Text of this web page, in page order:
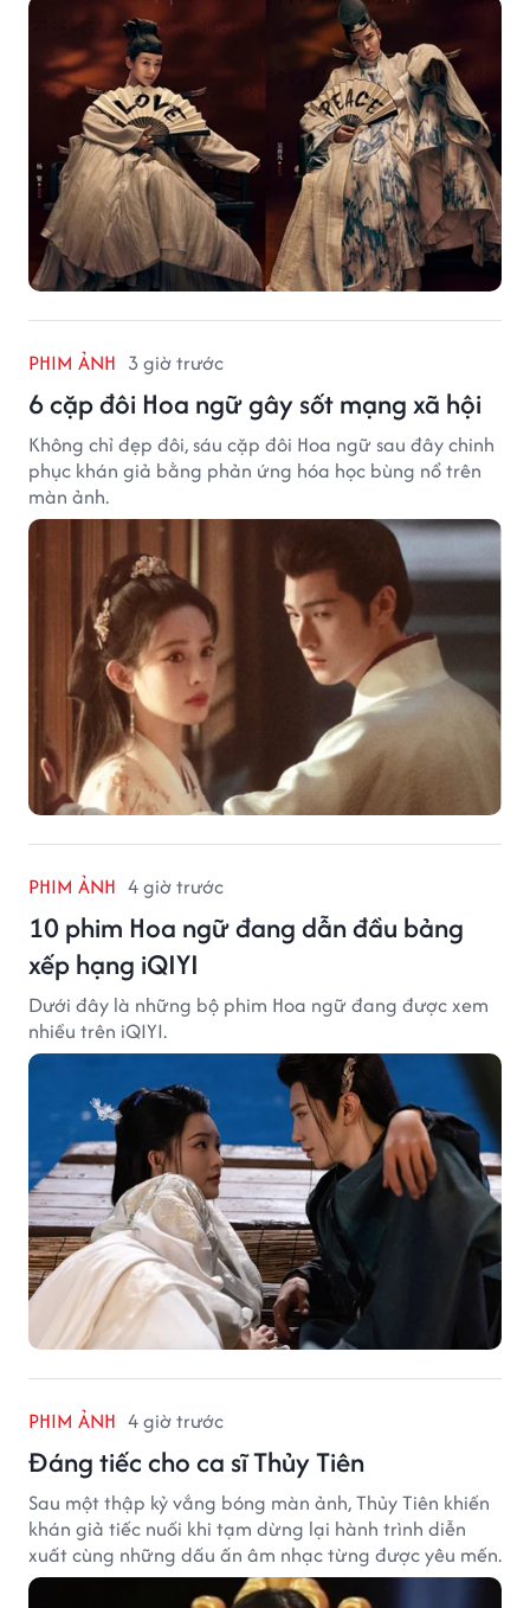
PHIM ẢNH 3 giờ trước
6 cặp đôi Hoa ngữ gây sốt mạng xã hội
Không chỉ đẹp đôi, sáu cặp đôi Hoa ngữ sau đây chinh
phục khán giả bằng phản ứng hóa học bùng nổ trên
màn ảnh.
PHIM ẢNH 4 giờ trước
10 phim Hoa ngữ đang dẫn đầu bảng
xếp hạng iQIYI
Dưới đây là những bộ phim Hoa ngữ đang được xem
nhiều trên iQIYI.
PHIM ẢNH 4 giờ trước
Đáng tiếc cho ca sĩ Thủy Tiên
Sau một thập kỷ vắng bóng màn ảnh, Thủy Tiên khiến
khán giả tiếc nuối khi tạm dừng lại hành trình diễn
xuất cùng những dấu ấn âm nhạc từng được yêu mến.